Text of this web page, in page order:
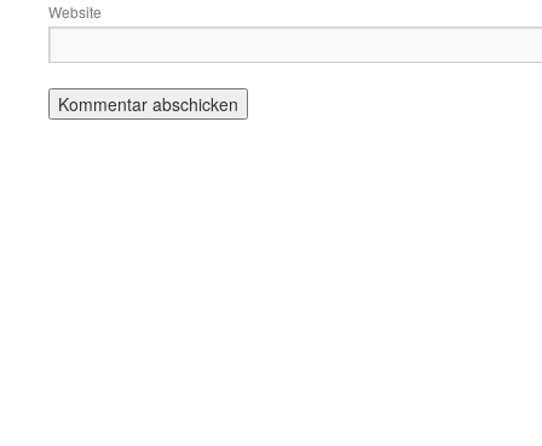
Website